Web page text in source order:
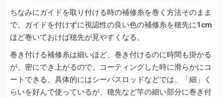
ちなみにガイドを取り付ける時の補修糸を巻く方法そのまま
で、ガイドを付けずに視認性の良い色の補修糸を穂先に1cm
ほど巻いておけば穂先が見やすくなる。
巻き付ける補修糸は細いほど、巻き付けるのに時間も掛かる
が、密にでき上がるので、コーティングした時に滑らかにコ
ートできる。具体的にはシーバスロッドなどでは、「細」く
らいを好んで使っているが、穂先など竿の細い部分に巻き付